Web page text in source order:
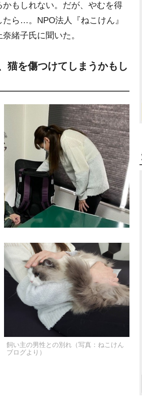
かもしれない。だが、やむを得
ら…。NPO法人『ねこけん』
緒子氏に聞いた。
猫を傷つけてしまうかもし
飼い主の男性との別れ（写真：ねこけん
ブログより）